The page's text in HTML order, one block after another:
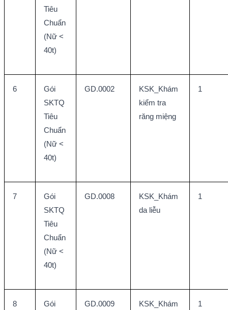
Tiêu
Chuẩn
(Nữ <
40t)
6
Gói
SKTQ
Tiêu
Chuẩn
(Nữ <
40t)
GD.0002
KSK_Khám
kiểm tra
răng miệng
1
7
Gói
SKTQ
Tiêu
Chuẩn
(Nữ <
40t)
GD.0008
KSK_Khám
da liễu
1
8 Gói GD.0009 KSK_Khám 1